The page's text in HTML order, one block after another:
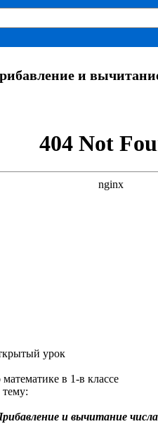
и
урок
математике в 1-в классе
тему:
и вычитание